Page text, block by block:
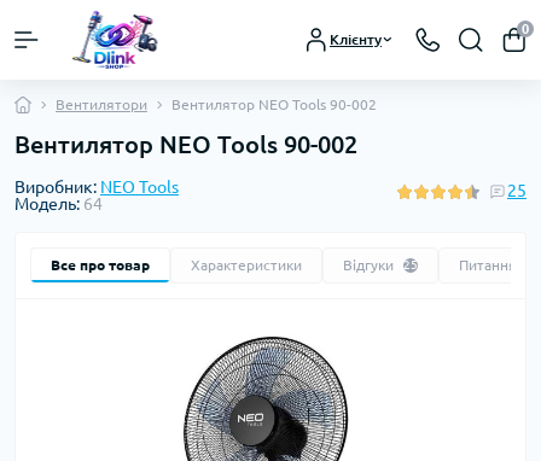
Клієнту
0
Вентилятори Вентилятор NEO Tools 90-002
Вентилятор NEO Tools 90-002
Виробник: NEO Tools
Модель: 64
25
Все про товар Характеристики Відгуки 25 Питання